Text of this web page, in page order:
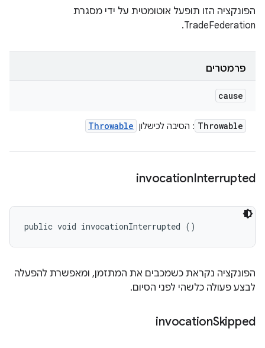
הפונקציה הזו תופעל אוטומטית על ידי מסגרת
TradeFederation.
פרמטרים
cause
Throwable : הסיבה לכישלון Throwable
invocationInterrupted
public void invocationInterrupted ()
הפונקציה נקראת כשמכבים את המתזמן, ומאפשרת להפעלה
לבצע פעולה כלשהי לפני הסיום.
invocationSkipped